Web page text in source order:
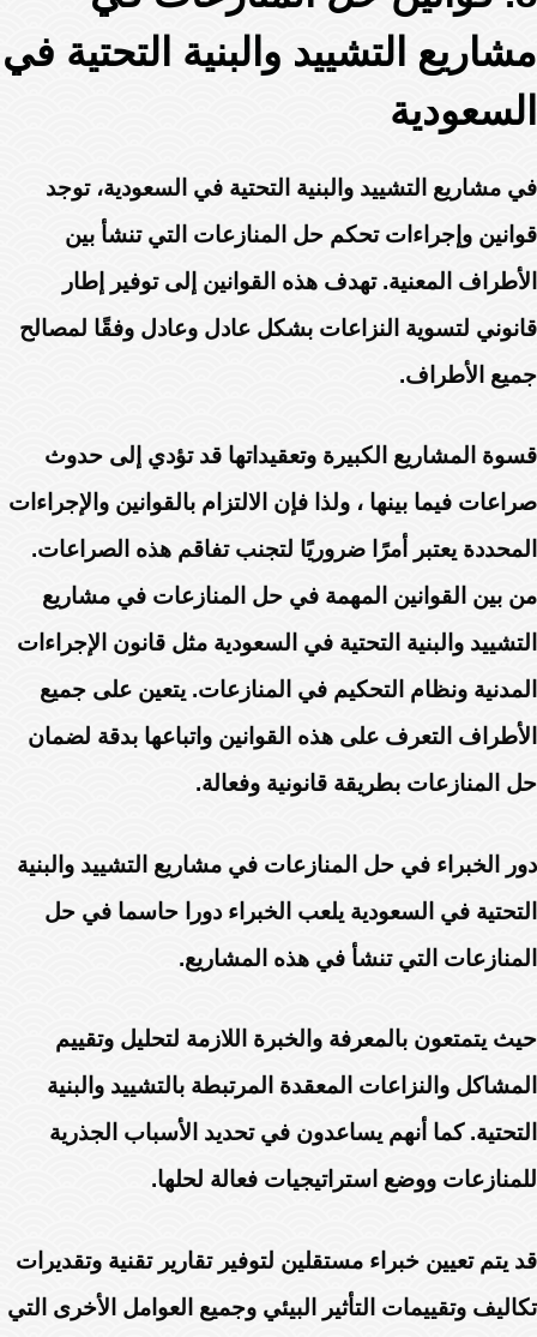
مشاريع التشييد والبنية التحتية في
السعودية
في مشاريع التشييد والبنية التحتية في السعودية، توجد
قوانين وإجراءات تحكم حل المنازعات التي تنشأ بين
الأطراف المعنية. تهدف هذه القوانين إلى توفير إطار
قانوني لتسوية النزاعات بشكل عادل وعادل وفقًا لمصالح
جميع الأطراف.
قسوة المشاريع الكبيرة وتعقيداتها قد تؤدي إلى حدوث
صراعات فيما بينها ، ولذا فإن الالتزام بالقوانين والإجراءات
المحددة يعتبر أمرًا ضروريًا لتجنب تفاقم هذه الصراعات.
من بين القوانين المهمة في حل المنازعات في مشاريع
التشييد والبنية التحتية في السعودية مثل قانون الإجراءات
المدنية ونظام التحكيم في المنازعات. يتعين على جميع
الأطراف التعرف على هذه القوانين واتباعها بدقة لضمان
حل المنازعات بطريقة قانونية وفعالة.
دور الخبراء في حل المنازعات في مشاريع التشييد والبنية
التحتية في السعودية يلعب الخبراء دورا حاسما في حل
المنازعات التي تنشأ في هذه المشاريع.
حيث يتمتعون بالمعرفة والخبرة اللازمة لتحليل وتقييم
المشاكل والنزاعات المعقدة المرتبطة بالتشييد والبنية
التحتية. كما أنهم يساعدون في تحديد الأسباب الجذرية
للمنازعات ووضع استراتيجيات فعالة لحلها.
قد يتم تعيين خبراء مستقلين لتوفير تقارير تقنية وتقديرات
تكاليف وتقييمات التأثير البيئي وجميع العوامل الأخرى التي